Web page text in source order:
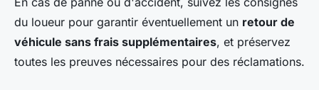
du loueur pour garantir éventuellement un retour de
véhicule sans frais supplémentaires, et préservez
toutes les preuves nécessaires pour des réclamations.